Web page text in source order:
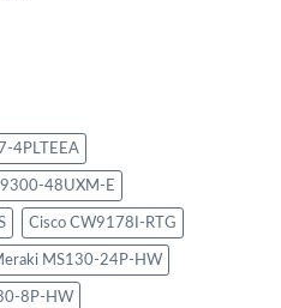
4PLTEEA
48UXM-E
Cisco CW9178I-RTG
MS130-24P-HW
8P-HW